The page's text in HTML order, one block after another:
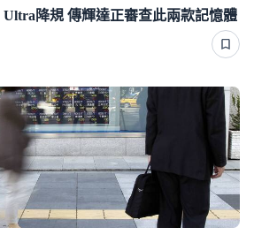
降規 傳輝達正審查此兩款記憶體